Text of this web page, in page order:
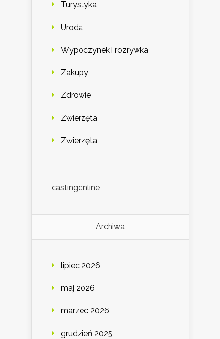
Turystyka
Uroda
Wypoczynek i rozrywka
Zakupy
Zdrowie
Zwierzęta
Zwierzęta
castingonline
Archiwa
lipiec 2026
maj 2026
marzec 2026
grudzień 2025